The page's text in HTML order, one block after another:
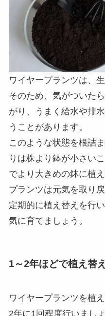
ワイヤープランツは、
そのため、気がついた
がり、うまく給水や排
うことがあります。
このような状態を根詰
りは株より鉢が小さい
でより大きめの鉢に植
プランツは元気を取り戻
定期的に植え替えを行
気に育てましょう。
1～2年ほどで植え替
ワイヤープランツを植
2年に1回程度行いまし